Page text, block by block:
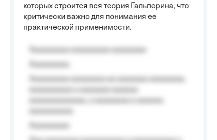
которых строится вся теория Гальперина, что
критически важно для понимания ее
практической применимости.